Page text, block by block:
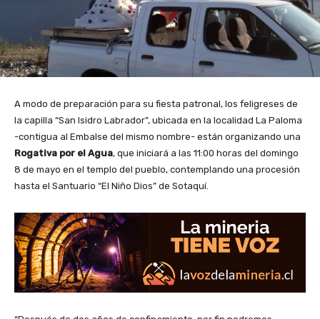
A modo de preparación para su fiesta patronal, los feligreses de
la capilla “San Isidro Labrador”, ubicada en la localidad La Paloma
-contigua al Embalse del mismo nombre- están organizando una
Rogativa por el Agua, que iniciará a las 11:00 horas del domingo
8 de mayo en el templo del pueblo, contemplando una procesión
hasta el Santuario “El Niño Dios” de Sotaquí.